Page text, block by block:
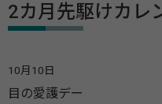
2カ月先駆けカレ
10月10日
目の愛護デー